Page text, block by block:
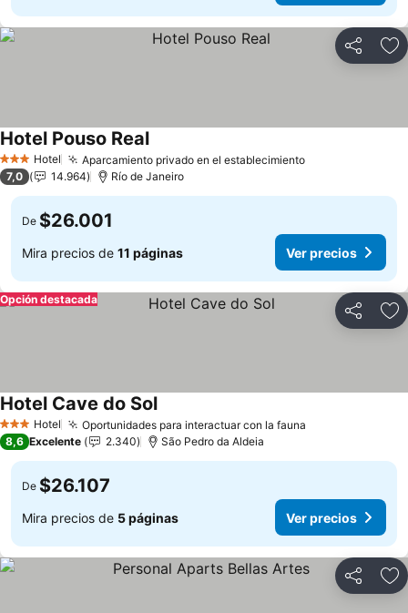
Compartir
3 Estrellas
Hotel Aparcamiento privado en el establecimiento
Hotel Pouso Real
7,0 14.964 Río de Janeiro
De $26.001
Mira precios de 11 páginas Ver precios
Compartir
Opción destacada
3 Estrellas
Hotel Oportunidades para interactuar con la fauna
Hotel Cave do Sol
8,6 Excelente 2.340 São Pedro da Aldeia
De $26.107
Mira precios de 5 páginas Ver precios
Compartir